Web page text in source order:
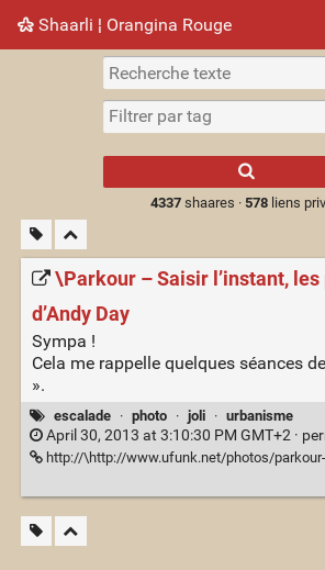
Shaarli ¦ Orangina Rouge
Nuage de tags Mur d'images
4337shaares · 578liens
\Parkour – Saisir l’instant,
d’Andy Day
Sympa !
Cela me rappelle quelques séances
».
escalade · photo · joli · urbanisme
April 30, 2013 at 3:10:30 PM GMT+2 ·
http://\http://www.ufunk.net/photos/